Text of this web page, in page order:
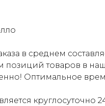
в среднем
позиций товаров в
Оптимальное
круглосуточно